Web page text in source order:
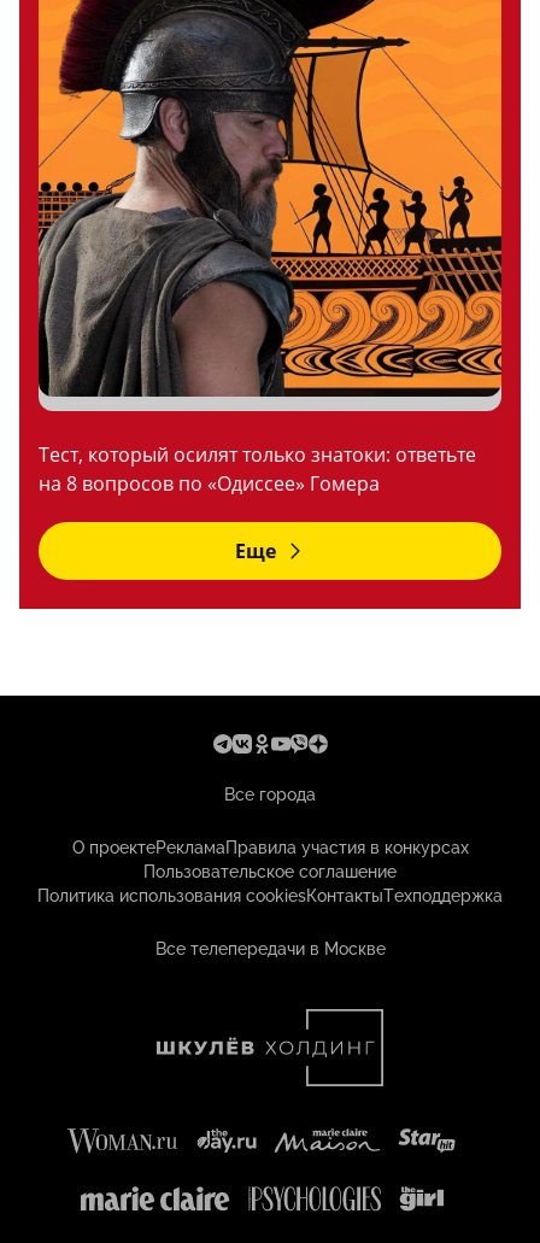
Тест, который осилят только знатоки: ответьте
на 8 вопросов по «Одиссее» Гомера
Еще
Все города
О проектеРекламаПравила участия в конкурсах
Пользовательское соглашение
Политика использования cookiesКонтактыТехподдержка
Все телепередачи в Москве